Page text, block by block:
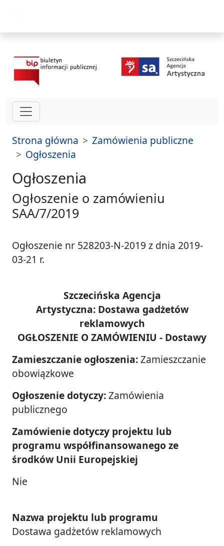
Strona główna
Zamówienia publiczne
Ogłoszenia
Ogłoszenia
Ogłoszenie o zamówieniu
SAA/7/2019
Ogłoszenie nr 528203-N-2019 z dnia 2019-
03-21 r.
Szczecińska Agencja
Artystyczna: Dostawa gadżetów
reklamowych
OGŁOSZENIE O ZAMÓWIENIU - Dostawy
Zamieszczanie ogłoszenia:Zamieszczanie
obowiązkowe
Ogłoszenie dotyczy:Zamówienia
publicznego
Zamówienie dotyczy projektu lub
programu współfinansowanego ze
środków Unii Europejskiej
Nie
Nazwa projektu lub programu
Dostawa gadżetów reklamowych